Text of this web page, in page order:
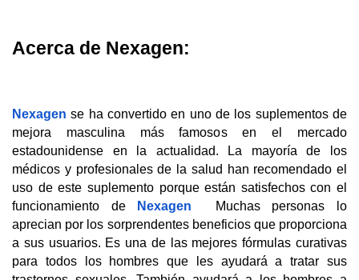
Acerca de Nexagen:
Nexagen se ha convertido en uno de los suplementos de
mejora masculina más famosos en el mercado
estadounidense en la actualidad. La mayoría de los
médicos y profesionales de la salud han recomendado el
uso de este suplemento porque están satisfechos con el
funcionamiento de
Nexagen Muchas personas lo
aprecian por los sorprendentes beneficios que proporciona
a sus usuarios. Es una de las mejores fórmulas curativas
para todos los hombres que les ayudará a tratar sus